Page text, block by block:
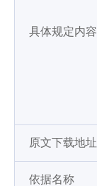
具体规定内容
原文下载地址
依据名称